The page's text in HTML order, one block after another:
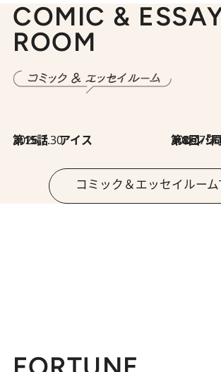
COMIC &
ROOM
2026.7.30
第15話 アイス 2026.7.30
第8回「同人誌即売会
コミック＆エッセイルーム